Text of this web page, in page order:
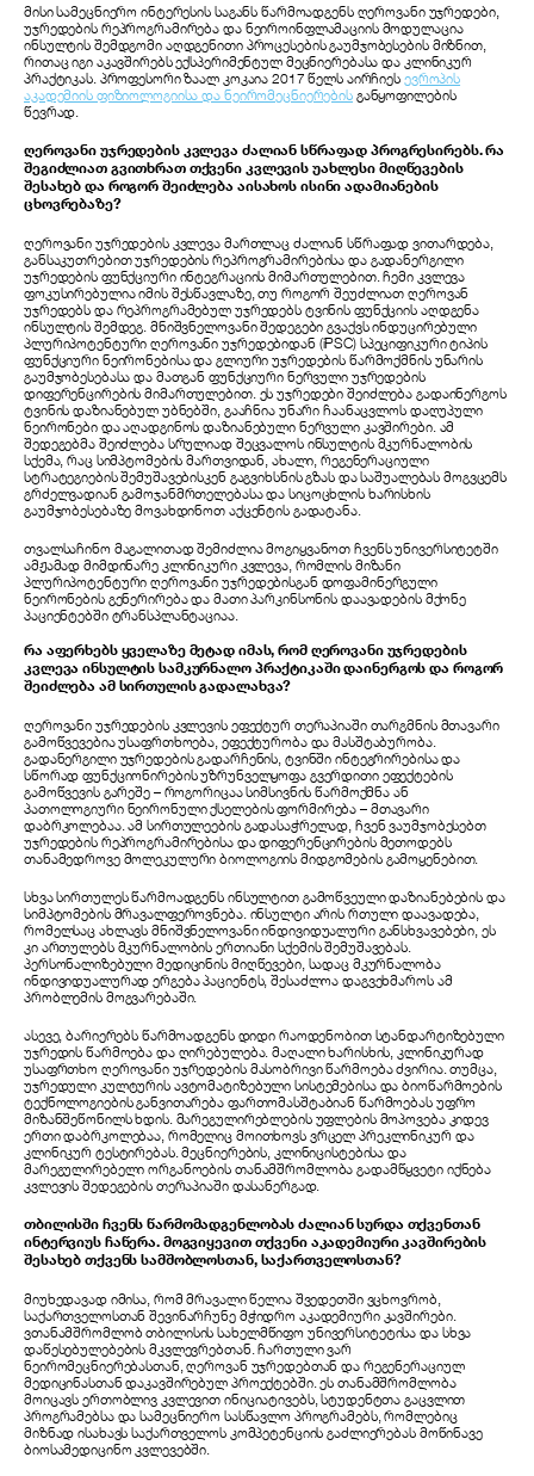
მისი სამეცნიერო ინტერესის საგანს წარმოადგენს ღეროვანი უჯრედები,
უჯრედების რეპროგრამირება და ნეიროინფლამაციის მოდულაცია
ინსულტის შემდგომი აღდგენითი პროცესების გაუმჯობესების მიზნით,
რითაც იგი აკავშირებს ექსპერიმენტულ მეცნიერებასა და კლინიკურ
პრაქტიკას. პროფესორი ზაალ კოკაია 2017 წელს აირჩიესევროპის
აკადემიის ფიზიოლოგიისა და ნეირომეცნიერებისგანყოფილების
წევრად.
ღეროვანი უჯრედების კვლევა ძალიან სწრაფად პროგრესირებს. რა
შეგიძლიათ გვითხრათ თქვენი კვლევის უახლესი მიღწევების
შესახებ და როგორ შეიძლება აისახოს ისინი ადამიანების
ცხოვრებაზე?
ღეროვანი უჯრედების კვლევა მართლაც ძალიან სწრაფად ვითარდება,
განსაკუთრებით უჯრედების რეპროგრამირებისა და გადანერგილი
უჯრედების ფუნქციური ინტეგრაციის მიმართულებით. ჩემი კვლევა
ფოკუსირებულია იმის შესწავლაზე, თუ როგორ შეუძლიათ ღეროვან
უჯრედებს და რეპროგრამებულ უჯრედებს ტვინის ფუნქციის აღდგენა
ინსულტის შემდეგ. მნიშვნელოვანი შედეგები გვაქვს ინდუცირებული
პლურიპოტენტური ღეროვანი უჯრედებიდან (iPSC) სპეციფიკური ტიპის
ფუნქციური ნეირონებისა და გლიური უჯრედების წარმოქმნის უნარის
გაუმჯობესებასა და მათგან ფუნქციური ნერვული უჯრედების
დიფერენცირების მიმართულებით. ეს უჯრედები შეიძლება გადაინერგოს
ტვინის დაზიანებულ უბნებში, გააჩნია უნარი ჩაანაცვლოს დაღუპული
ნეირონები და აღადგინოს დაზიანებული ნერვული კავშირები. ამ
შედეგებმა შეიძლება სრულიად შეცვალოს ინსულტის მკურნალობის
სქემა, რაც სიმპტომების მართვიდან, ახალი, რეგენერაციული
სტრატეგიების შემუშავებისკენ გაგვიხსნის გზას და საშუალებას მოგვცემს
გრძელვადიან გამოჯანმრთელებასა და სიცოცხლის ხარისხის
გაუმჯობესებაზე მოვახდინოთ აქცენტის გადატანა.
თვალსაჩინო მაგალითად შემიძლია მოგიყვანოთ ჩვენს უნივერსიტეტში
ამჟამად მიმდინარე კლინიკური კვლევა, რომლის მიზანი
პლურიპოტენტური ღეროვანი უჯრედებისგან დოფამინერგული
ნეირონების გენერირება და მათი პარკინსონის დაავადების მქონე
პაციენტებში ტრანსპლანტაციაა.
რა აფერხებს ყველაზე მეტად იმას, რომ ღეროვანი უჯრედების
კვლევა ინსულტის სამკურნალო პრაქტიკაში დაინერგოს და როგორ
შეიძლება ამ სირთულის გადალახვა?
ღეროვანი უჯრედების კვლევის ეფექტურ თერაპიაში თარგმნის მთავარი
გამოწვევებია უსაფრთხოება, ეფექტურობა და მასშტაბურობა.
გადანერგილი უჯრედების გადარჩენის, ტვინში ინტეგრირებისა და
სწორად ფუნქციონირების უზრუნველყოფა გვერდითი ეფექტების
გამოწვევის გარეშე – როგორიცაა სიმსივნის წარმოქმნა ან
პათოლოგიური ნეირონული ქსელების ფორმირება – მთავარი
დაბრკოლებაა. ამ სირთულეების გადასაჭრელად, ჩვენ ვაუმჯობესებთ
უჯრედების რეპროგრამირებისა და დიფერენცირების მეთოდებს
თანამედროვე მოლეკულური ბიოლოგიის მიდგომების გამოყენებით.
სხვა სირთულეს წარმოადგენს ინსულტით გამოწვეული დაზიანებების და
სიმპტომების მრავალფეროვნება. ინსულტი არის რთული დაავადება,
რომელსაც ახლავს მნიშვნელოვანი ინდივიდუალური განსხვავებები, ეს
კი ართულებს მკურნალობის ერთიანი სქემის შემუშავებას.
პერსონალიზებული მედიცინის მიღწევები, სადაც მკურნალობა
ინდივიდუალურად ერგება პაციენტს, შესაძლოა დაგვეხმაროს ამ
პრობლემის მოგვარებაში.
ასევე, ბარიერებს წარმოადგენს დიდი რაოდენობით სტანდარტიზებული
უჯრედის წარმოება და ღირებულება. მაღალი ხარისხის, კლინიკურად
უსაფრთხო ღეროვანი უჯრედების მასობრივი წარმოება ძვირია. თუმცა,
უჯრედული კულტურის ავტომატიზებული სისტემებისა და ბიოწარმოების
ტექნოლოგიების განვითარება ფართომასშტაბიან წარმოებას უფრო
მიზანშეწონილს ხდის. მარეგულირებლების უფლების მოპოვება კიდევ
ერთი დაბრკოლებაა, რომელიც მოითხოვს ვრცელ პრეკლინიკურ და
კლინიკურ ტესტირებას. მეცნიერების, კლინიცისტებისა და
მარეგულირებელი ორგანოების თანამშრომლობა გადამწყვეტი იქნება
კვლევის შედეგების თერაპიაში დასანერგად.
თბილისში ჩვენს წარმომადგენლობას ძალიან სურდა თქვენთან
ინტერვიუს ჩაწერა. მოგვიყევით თქვენი აკადემიური კავშირების
შესახებ თქვენს სამშობლოსთან, საქართველოსთან?
მიუხედავად იმისა, რომ მრავალი წელია შვედეთში ვცხოვრობ,
საქართველოსთან შევინარჩუნე მჭიდრო აკადემიური კავშირები.
ვთანამშრომლობ თბილისის სახელმწიფო უნივერსიტეტისა და სხვა
დაწესებულებების მკვლევრებთან. ჩართული ვარ
ნეირომეცნიერებასთან, ღეროვან უჯრედებთან და რეგენერაციულ
მედიცინასთან დაკავშირებულ პროექტებში. ეს თანამშრომლობა
მოიცავს ერთობლივ კვლევით ინიციატივებს, სტუდენტთა გაცვლით
პროგრამებსა და სამეცნიერო სასწავლო პროგრამებს, რომლებიც
მიზნად ისახავს საქართველოს კომპეტენციის გაძლიერებას მოწინავე
ბიოსამედიცინო კვლევებში.